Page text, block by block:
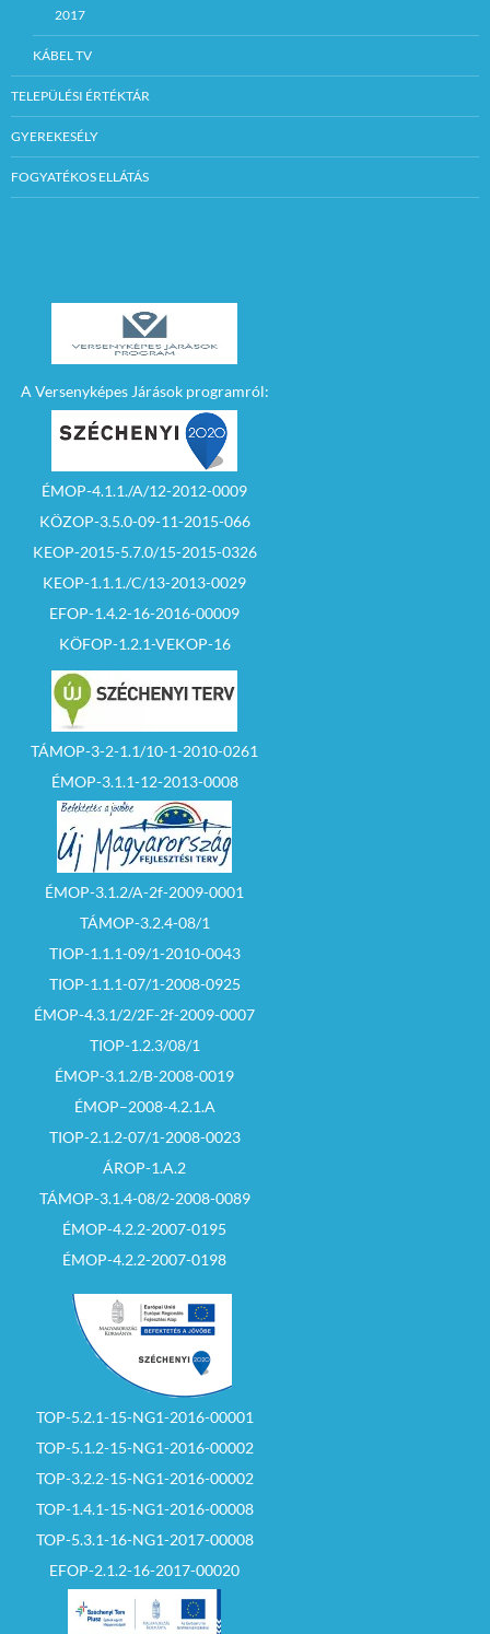
2017
KÁBEL TV
TELEPÜLÉSI ÉRTÉKTÁR
GYEREKESÉLY
FOGYATÉKOS ELLÁTÁS
A Versenyképes Járások programról:
ÉMOP-4.1.1./A/12-2012-0009
KÖZOP-3.5.0-09-11-2015-066
KEOP-2015-5.7.0/15-2015-0326
KEOP-1.1.1./C/13-2013-0029
EFOP-1.4.2-16-2016-00009
KÖFOP-1.2.1-VEKOP-16
TÁMOP-3-2-1.1/10-1-2010-0261
ÉMOP-3.1.1-12-2013-0008
ÉMOP-3.1.2/A-2f-2009-0001
TÁMOP-3.2.4-08/1
TIOP-1.1.1-09/1-2010-0043
TIOP-1.1.1-07/1-2008-0925
ÉMOP-4.3.1/2/2F-2f-2009-0007
TIOP-1.2.3/08/1
ÉMOP-3.1.2/B-2008-0019
ÉMOP–2008-4.2.1.A
TIOP-2.1.2-07/1-2008-0023
ÁROP-1.A.2
TÁMOP-3.1.4-08/2-2008-0089
ÉMOP-4.2.2-2007-0195
ÉMOP-4.2.2-2007-0198
TOP-5.2.1-15-NG1-2016-00001
TOP-5.1.2-15-NG1-2016-00002
TOP-3.2.2-15-NG1-2016-00002
TOP-1.4.1-15-NG1-2016-00008
TOP-5.3.1-16-NG1-2017-00008
EFOP-2.1.2-16-2017-00020